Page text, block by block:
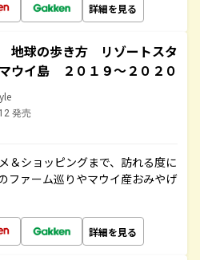
詳細を見る
地球の歩き方 リゾートスタ
ウイ島 ２０１９～２０２０
発売
＆ショッピングまで、訪れる度に
ファーム巡りやマウイ産おみやげ
詳細を見る